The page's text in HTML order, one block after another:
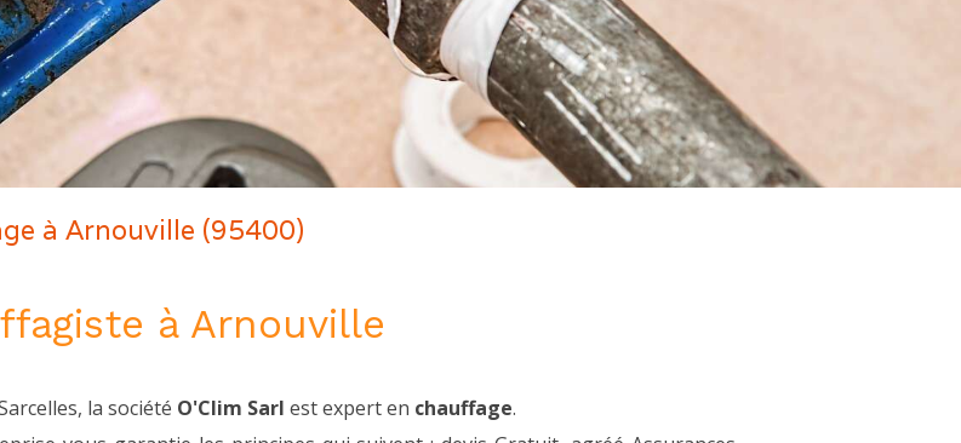
à Arnouville (95400)
à Arnouville
la société O'Clim Sarl est expert en chauffage.